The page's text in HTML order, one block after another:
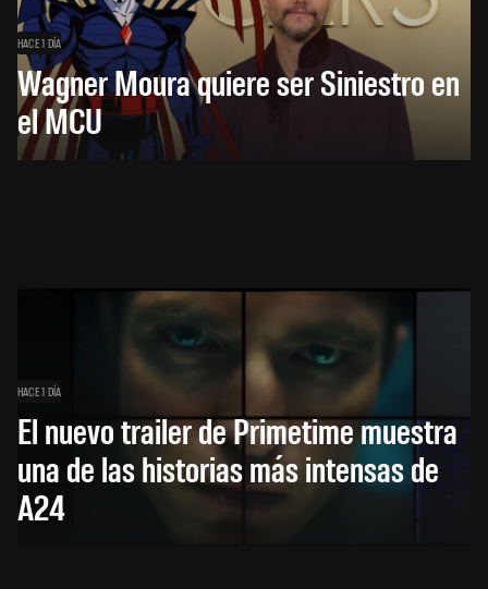
HACE 1 DÍA
Wagner Moura quiere ser Siniestro en
el MCU
HACE 1 DÍA
El nuevo trailer de Primetime muestra
una de las historias más intensas de
A24